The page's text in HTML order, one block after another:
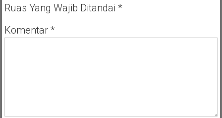
Ruas Yang Wajib Ditandai *
Komentar *